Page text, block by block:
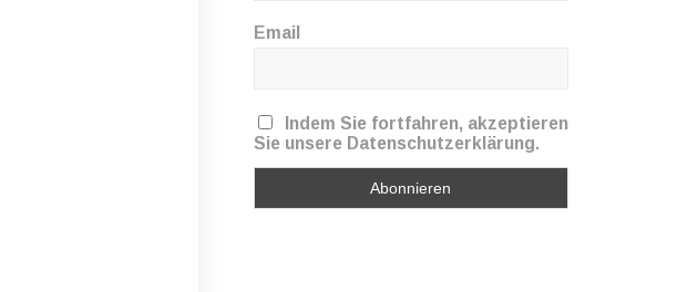
Email
Indem Sie fortfahren, akzeptieren
Sie unsere Datenschutzerklärung.